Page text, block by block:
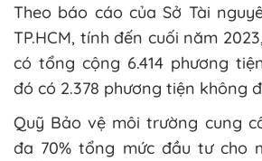
Theo báo cáo của Sở Tài
TP.HCM, tính đến cuối năm
có tổng cộng 6.414 phương
đó có 2.378 phương tiện không
Quỹ Bảo vệ môi trường cung
đa 70% tổng mức đầu tư cho